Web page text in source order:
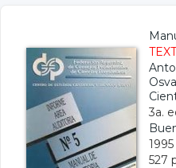
3a.
1995
527